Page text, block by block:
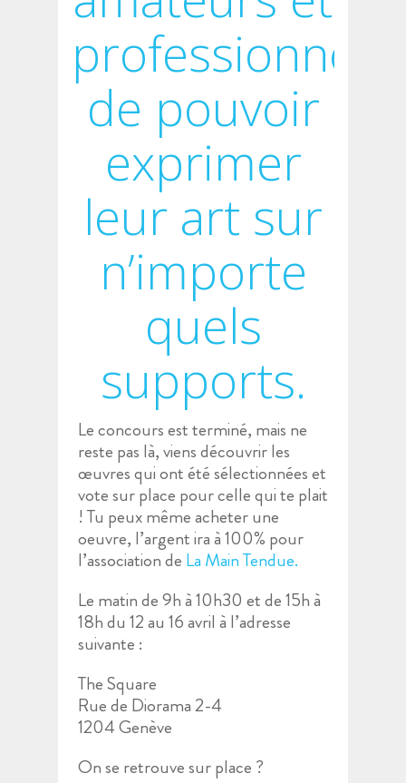
de pouvoir
exprimer
leur art sur
n’importe
quels
supports.
Le concours est terminé, mais ne
reste pas là, viens découvrir les
œuvres qui ont été sélectionnées et
vote sur place pour celle qui te plait
! Tu peux même acheter une
oeuvre, l’argent ira à 100% pour
l’association de La Main Tendue.
Le matin de 9h à 10h30 et de 15h à
18h du 12 au 16 avril à l’adresse
suivante :
The Square
Rue de Diorama 2-4
1204 Genève
On se retrouve sur place ?